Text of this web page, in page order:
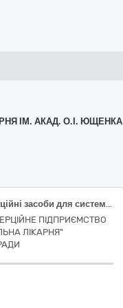
ІМ. АКАД. О.І. ЮЩЕНКА
Загальні протиінфекційні засоби для системного застосування, вакцини, антинеопластичні засоби та імуномодулятори
ПІДПРИЄМСТВО
ЛІКАРНЯ"